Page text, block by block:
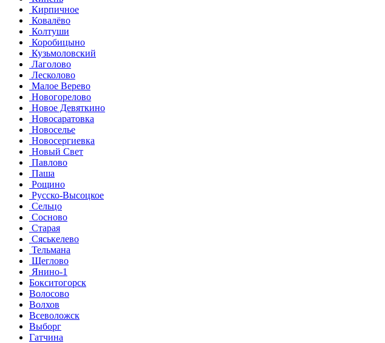
Кирпичное
Ковалёво
Колтуши
Коробицыно
Кузьмоловский
Лаголово
Лесколово
Малое Верево
Новогорелово
Новое Девяткино
Новосаратовка
Новоселье
Новосергиевка
Новый Свет
Павлово
Паша
Рощино
Русско-Высоцкое
Сельцо
Сосново
Старая
Сяськелево
Тельмана
Щеглово
Янино-1
Бокситогорск
Волосово
Волхов
Всеволожск
Выборг
Гатчина